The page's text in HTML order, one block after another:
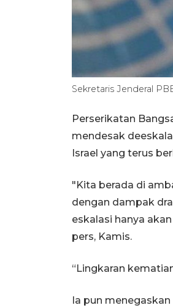
Sekretaris Jenderal
Perserikatan
mendesak
Israel yang terus
"Kita berada di
dengan dampak
eskalasi hanya
pers, Kamis.
“Lingkaran
Ia pun